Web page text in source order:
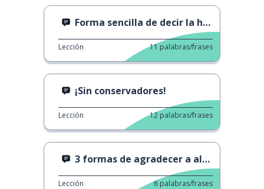
Forma sencilla de decir la hora
Lección 11 palabras/frases
¡Sin conservadores!
Lección 12 palabras/frases
3 formas de agradecer a alguien
Lección 6 palabras/frases